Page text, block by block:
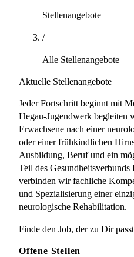
Stellenangebote
/
Alle Stellenangebote
Aktuelle Stellenangebote
Jeder Fortschritt beginnt mit
Hegau-Jugendwerk begleiten
Erwachsene nach einer
oder einer frühkindlichen
Ausbildung, Beruf und ein
Teil des
verbinden wir fachliche
und Spezialisierung einer
neurologische Rehabilitation.
Finde den Job, der zu Dir
Offene Stellen